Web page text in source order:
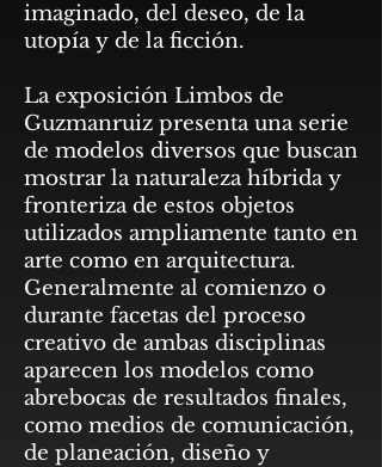
imaginado, del deseo, de la
utopía y de la ficción.
La exposición Limbos de
Guzmanruiz presenta una serie
de modelos diversos que buscan
mostrar la naturaleza híbrida y
fronteriza de estos objetos
utilizados ampliamente tanto en
arte como en arquitectura.
Generalmente al comienzo o
durante facetas del proceso
creativo de ambas disciplinas
aparecen los modelos como
abrebocas de resultados finales,
como medios de comunicación,
de planeación, diseño y